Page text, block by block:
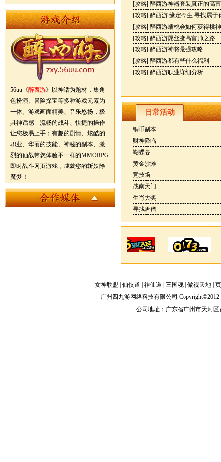
56uu《醉西游》以神话为题材，集角
色扮演、冒险探宝等多种游戏元素为
一体。游戏画面精美、音乐悠扬，极
具神话感；流畅的战斗、快捷的操作
让您极易上手；有趣的剧情、炫酷的
职业、华丽的技能、神秘的副本、激
烈的仙战带您体验不一样的MMORPG
即时战斗网页游戏，成就您的斩妖除
魔梦！
[攻略] 醉西游神器套装真正的高
[攻略] 醉西游 缘定今生 寻找属于
[攻略] 醉西游蟠桃会如何获得桃
[攻略] 醉西游屌丝变高富帅之路
[攻略] 醉西游神将最强攻略
[攻略] 醉西游都有些什么福利
[攻略] 醉西游职业详细分析
日常活动
铜币副本
财神降临
蝴蝶谷
黄金沙滩
竞技场
战南天门
生肖大奖
寻找唐僧
女神联盟 仙侠道 神仙道 三国魂 傲视天地
广州四九游网络科技有限公司 Copyright©2012
公司地址：广东省广州市天河